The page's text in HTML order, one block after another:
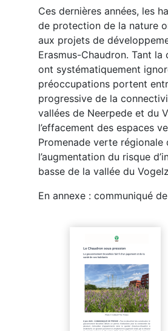
Ces dernières années, les
de protection de la nature
aux projets de
Erasmus-Chaudron. Tant la
ont systématiquement
préoccupations portent
progressive de la
vallées de Neerpede et du
l’effacement des espaces
Promenade verte
l’augmentation du risque
basse de la vallée du
En annexe : communiqué